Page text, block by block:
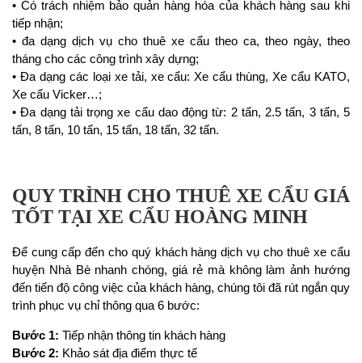
• Có trách nhiệm bảo quản hàng hóa của khách hàng sau khi
tiếp nhận;
• đa dạng dịch vụ cho thuê xe cẩu theo ca, theo ngày, theo
tháng cho các công trình xây dựng;
• Đa dạng các loại xe tải, xe cẩu: Xe cẩu thùng, Xe cẩu KATO,
Xe cẩu Vicker…;
• Đa dạng tải trọng xe cẩu dao động từ: 2 tấn, 2.5 tấn, 3 tấn, 5
tấn, 8 tấn, 10 tấn, 15 tấn, 18 tấn, 32 tấn.
QUY TRÌNH CHO THUÊ XE CẨU GIÁ
TỐT TẠI XE CẨU HOÀNG MINH
Để cung cấp đến cho quý khách hàng dịch vụ cho thuê xe cẩu
huyện Nhà Bè nhanh chóng, giá rẻ mà không làm ảnh hướng
đến tiến độ công việc của khách hàng, chúng tôi đã rút ngắn quy
trình phục vụ chỉ thông qua 6 bước:
Bước 1: Tiếp nhận thông tin khách hàng
Bước 2: Khảo sát địa điểm thực tế